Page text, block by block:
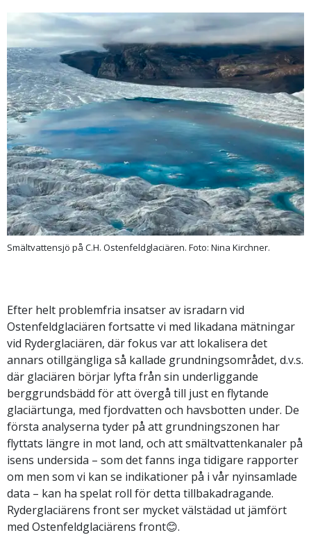
Smältvattensjö på C.H. Ostenfeldglaciären. Foto: Nina Kirchner.
Efter helt problemfria insatser av isradarn vid
Ostenfeldglaciären fortsatte vi med likadana mätningar
vid Ryderglaciären, där fokus var att lokalisera det
annars otillgängliga så kallade grundningsområdet, d.v.s.
där glaciären börjar lyfta från sin underliggande
berggrundsbädd för att övergå till just en flytande
glaciärtunga, med fjordvatten och havsbotten under. De
första analyserna tyder på att grundningszonen har
flyttats längre in mot land, och att smältvattenkanaler på
isens undersida – som det fanns inga tidigare rapporter
om men som vi kan se indikationer på i vår nyinsamlade
data – kan ha spelat roll för detta tillbakadragande.
Ryderglaciärens front ser mycket välstädad ut jämfört
med Ostenfeldglaciärens front😊.